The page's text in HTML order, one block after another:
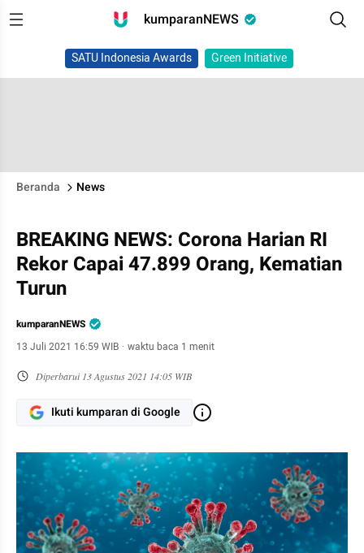
kumparanNEWS
SATU Indonesia Awards Green Initiative
Beranda News
BREAKING NEWS: Corona Harian RI
Rekor Capai 47.899 Orang, Kematian
Turun
kumparanNEWS
13 Juli 2021 16:59 WIB · waktu baca 1 menit
Diperbarui 13 Agustus 2021 14:05 WIB
Ikuti kumparan di Google